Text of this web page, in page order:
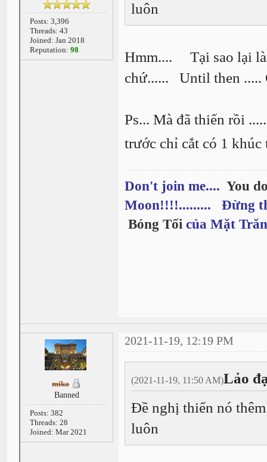
Posts: 3,396
Threads: 43
Joined: Jan 2018
Reputation: 98
luôn
Hmm.... Tại sao lại
chứ...... Until then .....
Ps... Mà đã thiến rồi
trước chỉ cắt có 1 khúc
Don't join me.... You
Moon!!!!......... Đừng
Bóng Tốicủa Mặt
mika
Banned
Posts: 382
Threads: 28
Joined: Mar 2021
2021-11-19, 12:19 PM
(2021-11-19, 11:50 AM)Lảo
Đề nghị thiến nó
luôn